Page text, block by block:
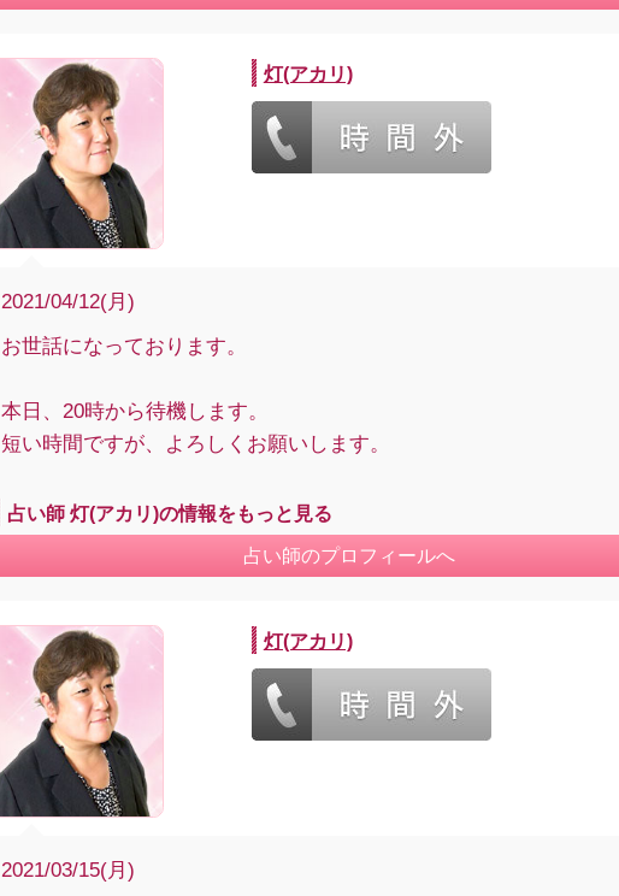
灯(アカリ)
2021/04/12(月)
お世話になっております。
本日、20時から待機します。
短い時間ですが、よろしくお願いします。
占い師 灯(アカリ)の情報をもっと見る
占い師のプロフィールへ
灯(アカリ)
2021/03/15(月)